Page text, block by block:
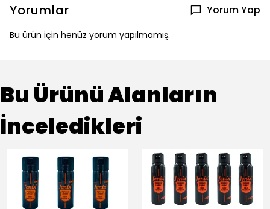
Yorumlar Yorum Yap
Bu ürün için henüz yorum yapılmamış.
Bu Ürünü Alanların
İnceledikleri